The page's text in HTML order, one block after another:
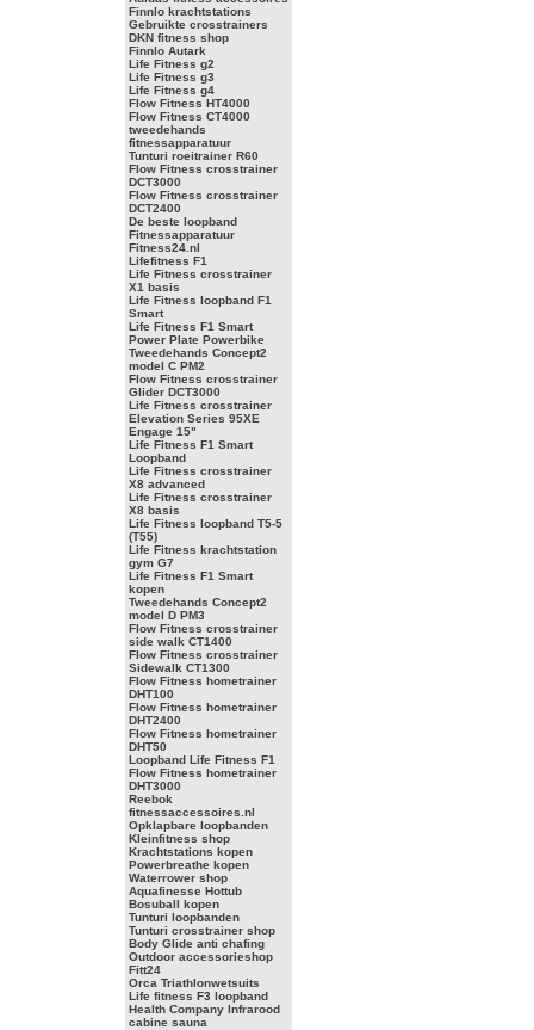
Finnlo krachtstations
Gebruikte crosstrainers
DKN fitness shop
Finnlo Autark
Life Fitness g2
Life Fitness g3
Life Fitness g4
Flow Fitness HT4000
Flow Fitness CT4000
tweedehands
fitnessapparatuur
Tunturi roeitrainer R60
Flow Fitness crosstrainer
DCT3000
Flow Fitness crosstrainer
DCT2400
De beste loopband
Fitnessapparatuur
Fitness24.nl
Lifefitness F1
Life Fitness crosstrainer
X1 basis
Life Fitness loopband F1
Smart
Life Fitness F1 Smart
Power Plate Powerbike
Tweedehands Concept2
model C PM2
Flow Fitness crosstrainer
Glider DCT3000
Life Fitness crosstrainer
Elevation Series 95XE
Engage 15"
Life Fitness F1 Smart
Loopband
Life Fitness crosstrainer
X8 advanced
Life Fitness crosstrainer
X8 basis
Life Fitness loopband T5-5
(T55)
Life Fitness krachtstation
gym G7
Life Fitness F1 Smart
kopen
Tweedehands Concept2
model D PM3
Flow Fitness crosstrainer
side walk CT1400
Flow Fitness crosstrainer
Sidewalk CT1300
Flow Fitness hometrainer
DHT100
Flow Fitness hometrainer
DHT2400
Flow Fitness hometrainer
DHT50
Loopband Life Fitness F1
Flow Fitness hometrainer
DHT3000
Reebok
fitnessaccessoires.nl
Opklapbare loopbanden
Kleinfitness shop
Krachtstations kopen
Powerbreathe kopen
Waterrower shop
Aquafinesse Hottub
Bosuball kopen
Tunturi loopbanden
Tunturi crosstrainer shop
Body Glide anti chafing
Outdoor accessorieshop
Fitt24
Orca Triathlonwetsuits
Life fitness F3 loopband
Health Company Infrarood
cabine sauna